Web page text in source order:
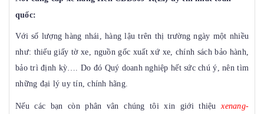
quốc:
Với số lượng hàng nhái, hàng lậu trên thị trường ngày một nhiều
như: thiếu giấy tờ xe, nguồn gốc xuất xứ xe, chính sách bảo hành,
bảo trì định kỳ…. Do đó Quý doanh nghiệp hết sức chú ý, nên tìm
những đại lý uy tín, chính hãng.
Nếu các bạn còn phân vân chúng tôi xin giới thiệuxenang-